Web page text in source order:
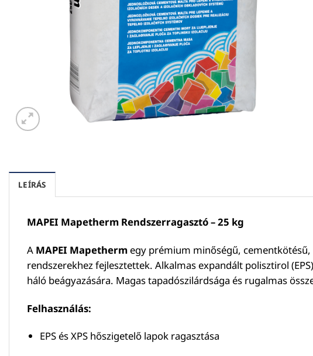
LEÍRÁS
MAPEI Mapetherm Rendszerragasztó – 25 kg
A MAPEI Mapetherm egy prémium minőségű,
rendszerekhez fejlesztettek. Alkalmas expandált polisztirol
háló beágyazására. Magas tapadószilárdsága és rugalmas
Felhasználás:
EPS és XPS hőszigetelő lapok ragasztása